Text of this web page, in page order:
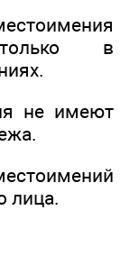
в
не имеют
лица.